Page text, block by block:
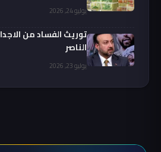
يوليو 24, 2026
توريث الفساد من
الناصر
يوليو 23, 2026